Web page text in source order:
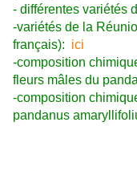
- différentes variétés
-variétés de la
français): ici
-composition
fleurs mâles du
-composition
pandanus